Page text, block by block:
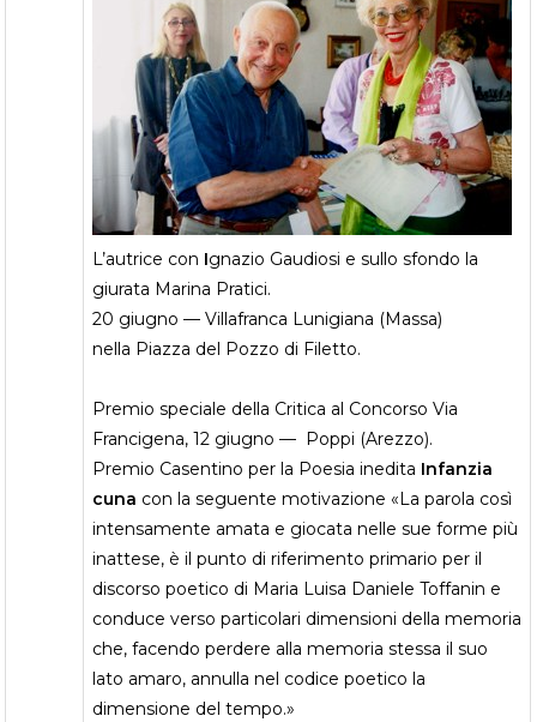
L’autrice con Ignazio Gaudiosi e sullo sfondo la
giurata Marina Pratici.
20 giugno — Villafranca Lunigiana (Massa)
nella Piazza del Pozzo di Filetto.
Premio speciale della Critica al Concorso Via
Francigena, 12 giugno — Poppi (Arezzo).
Premio Casentino per la Poesia inedita Infanzia
cuna con la seguente motivazione «La parola così
intensamente amata e giocata nelle sue forme più
inattese, è il punto di riferimento primario per il
discorso poetico di Maria Luisa Daniele Toffanin e
conduce verso particolari dimensioni della memoria
che, facendo perdere alla memoria stessa il suo
lato amaro, annulla nel codice poetico la
dimensione del tempo.»